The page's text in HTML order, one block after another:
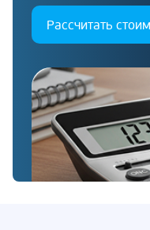
Рассчитать